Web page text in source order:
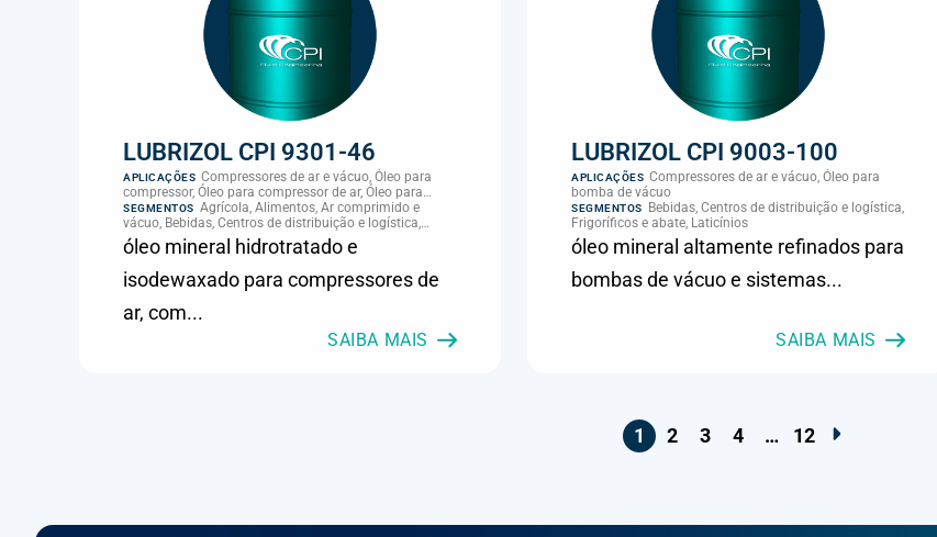
LUBRIZOL CPI 9301-46
APLICAÇÕES Compressores de ar e vácuo, Óleo para
compressor, Óleo para compressor de ar, Óleo para
palheta de compressor, Refrigeração, climatização e
compressores
SEGMENTOS Agrícola, Alimentos, Ar comprimido e
vácuo, Bebidas, Centros de distribuição e logística,
Cimento, Climatização e HVAC, Data center,
Eletroeletrônica, Embalagens e latas, Energia (geração),
Eólico, Farmacêutica e cosmética, Frigoríficos e abate,
Laticínios, Madeira e móveis, Metalmecânica, Metalurgia
Naval e portuário, Panificação, Papel e celulose,
Petróleo e gás, Pintura industrial, Plásticos e borracha,
Química e petroquímica, Refrigeração industrial,
óleo mineral hidrotratado e
isodewaxado para compressores de
ar, com...
SAIBA MAIS
LUBRIZOL CPI 9003-100
APLICAÇÕES Compressores de ar e vácuo, Óleo para
bomba de vácuo
SEGMENTOS
Bebidas, Centros de distribuição e logística,
Frigoríficos e abate, Laticínios
óleo mineral altamente refinados para
bombas de vácuo e sistemas...
SAIBA MAIS
1 2 3 4 … 12